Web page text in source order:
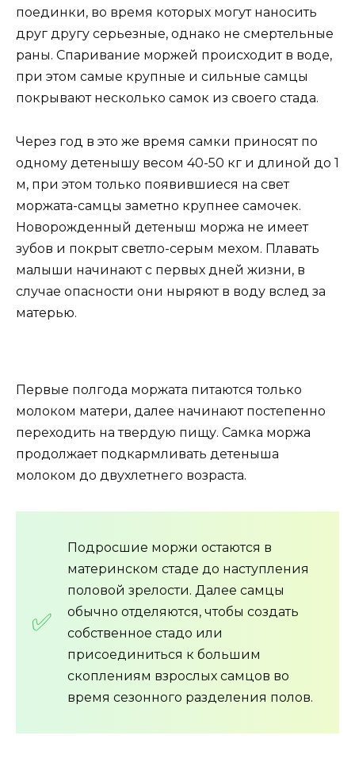
поединки, во время которых могут наносить
друг другу серьезные, однако не смертельные
раны. Спаривание моржей происходит в воде,
при этом самые крупные и сильные самцы
покрывают несколько самок из своего стада.
Через год в это же время самки приносят по
одному детенышу весом 40-50 кг и длиной до 1
м, при этом только появившиеся на свет
моржата-самцы заметно крупнее самочек.
Новорожденный детеныш моржа не имеет
зубов и покрыт светло-серым мехом. Плавать
малыши начинают с первых дней жизни, в
случае опасности они ныряют в воду вслед за
матерью.
Первые полгода моржата питаются только
молоком матери, далее начинают постепенно
переходить на твердую пищу. Самка моржа
продолжает подкармливать детеныша
молоком до двухлетнего возраста.
Подросшие моржи остаются в
материнском стаде до наступления
половой зрелости. Далее самцы
обычно отделяются, чтобы создать
собственное стадо или
присоединиться к большим
скоплениям взрослых самцов во
время сезонного разделения полов.